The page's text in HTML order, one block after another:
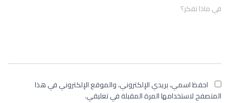
في ماذا تفكر؟
احفظ اسمي، بريدي الإلكتروني، والموقع الإلكتروني في هذا
المتصفح لاستخدامها المرة المقبلة في تعليقي.